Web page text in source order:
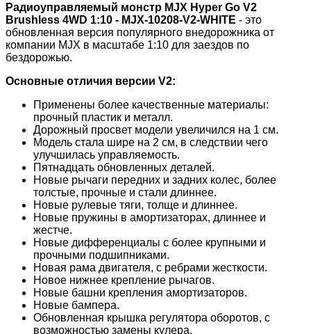
Радиоуправляемый монстр MJX Hyper Go V2
Brushless 4WD 1:10 - MJX-10208-V2-WHITE - это
обновленная версия популярного внедорожника от
компании MJX в масштабе 1:10 для заездов по
бездорожью.
Основные отличия версии V2:
Применены более качественные материалы:
прочный пластик и металл.
Дорожный просвет модели увеличился на 1 см.
Модель стала шире на 2 см, в следствии чего
улучшилась управляемость.
Пятнадцать обновленных деталей.
Новые рычаги передних и задних колес, более
толстые, прочные и стали длиннее.
Новые рулевые тяги, толще и длиннее.
Новые пружины в амортизаторах, длиннее и
жестче.
Новые дифференциалы с более крупными и
прочными подшипниками.
Новая рама двигателя, с ребрами жесткости.
Новое нижнее крепление рычагов.
Новые башни крепления амортизаторов.
Новые бампера.
Обновленная крышка регулятора оборотов, с
возможностью замены кулера.